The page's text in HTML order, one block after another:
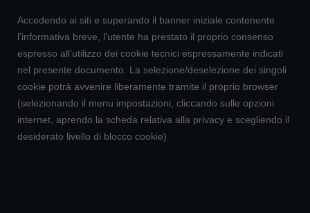
Accedendo ai siti e superando il banner iniziale contenente
l’informativa breve, l’utente ha prestato il proprio consenso
espresso all’utilizzo dei cookie tecnici espressamente indicati
nel presente documento. La selezione/deselezione dei singoli
cookie potrà avvenire liberamente tramite il proprio browser
(selezionando il menu impostazioni, cliccando sulle opzioni
internet, aprendo la scheda relativa alla privacy e scegliendo il
desiderato livello di blocco cookie)